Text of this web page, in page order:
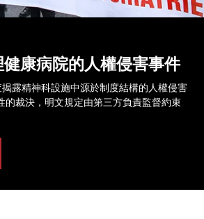
康病院的人權侵害事件
露精神科設施中源於制度結構的人權侵害
的裁決，明文規定由第三方負責監督約束